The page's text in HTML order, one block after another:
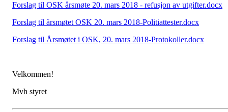
Forslag til OSK årsmøte 20. mars 2018 - refusjon av utgifter.docx
Forslag til årsmøtet OSK 20. mars 2018-Politiattester.docx
Forslag til Årsmøtet i OSK, 20. mars 2018-Protokoller.docx
Velkommen!
Mvh styret